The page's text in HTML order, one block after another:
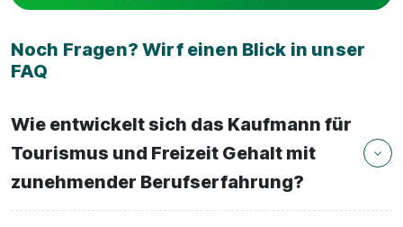
Noch Fragen? Wirf einen Blick in unser
FAQ
Wie entwickelt sich das Kaufmann für
Tourismus und Freizeit Gehalt mit
zunehmender Berufserfahrung?